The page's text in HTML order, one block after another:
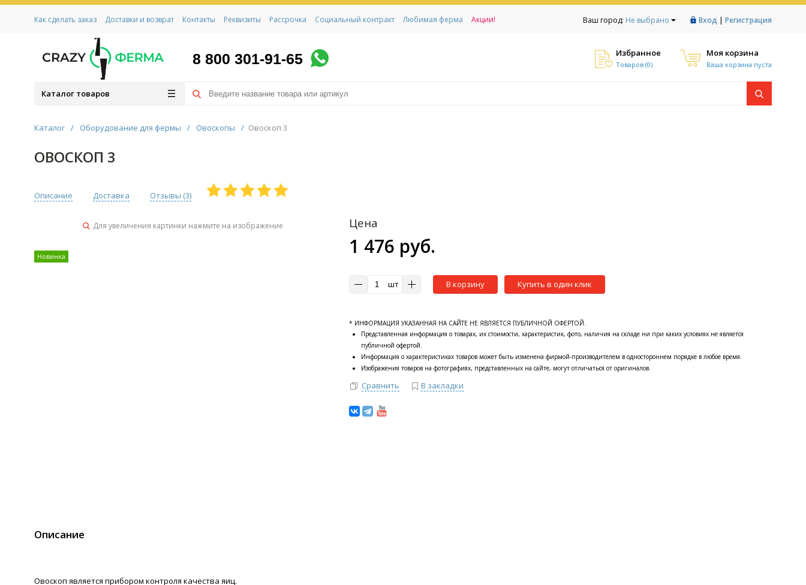
Ваш город: Не выбрано Вход | Регистрация
Как сделать заказ Доставки и возврат Контакты Реквизиты Рассрочка Социальный контракт Любимая ферма Акции!
8 800 301-91-65 Избранное
Товаров (0)
Моя корзина
Ваша корзина пуста
Каталог товаров
Каталог / Оборудование для фермы / Овоскопы / Овоскоп 3
ОВОСКОП 3
Описание Доставка Отзывы (3)
Новинка
Для увеличения картинки нажмите на изображение Цена
1 476 руб.
шт В корзину Купить в один клик
* ИНФОРМАЦИЯ УКАЗАННАЯ НА САЙТЕ НЕ ЯВЛЯЕТСЯ ПУБЛИЧНОЙ ОФЕРТОЙ.
Представленная информация о товарах, их стоимости, характеристик, фото, наличия на складе ни при каких условиях не является
публичной офертой.
Информация о характеристиках товаров может быть изменена фирмой-производителем в одностороннем порядке в любое время.
Изображения товаров на фотографиях, представленных на сайте, могут отличаться от оригиналов.
Сравнить В закладки
Описание
Овоскоп является прибором контроля качества яиц.